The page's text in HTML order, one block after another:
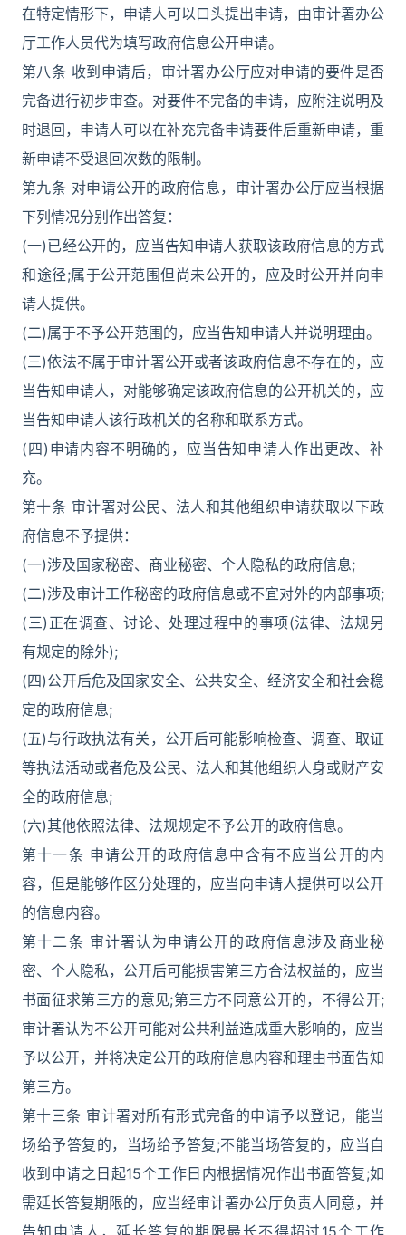
在特定情形下，申请人可以口头提出申请，由审计署办公
厅工作人员代为填写政府信息公开申请。
第八条 收到申请后，审计署办公厅应对申请的要件是否
完备进行初步审查。对要件不完备的申请，应附注说明及
时退回，申请人可以在补充完备申请要件后重新申请，重
新申请不受退回次数的限制。
第九条 对申请公开的政府信息，审计署办公厅应当根据
下列情况分别作出答复：
(一)已经公开的，应当告知申请人获取该政府信息的方式
和途径;属于公开范围但尚未公开的，应及时公开并向申
请人提供。
(二)属于不予公开范围的，应当告知申请人并说明理由。
(三)依法不属于审计署公开或者该政府信息不存在的，应
当告知申请人，对能够确定该政府信息的公开机关的，应
当告知申请人该行政机关的名称和联系方式。
(四)申请内容不明确的，应当告知申请人作出更改、补
充。
第十条 审计署对公民、法人和其他组织申请获取以下政
府信息不予提供：
(一)涉及国家秘密、商业秘密、个人隐私的政府信息;
(二)涉及审计工作秘密的政府信息或不宜对外的内部事项;
(三)正在调查、讨论、处理过程中的事项(法律、法规另
有规定的除外);
(四)公开后危及国家安全、公共安全、经济安全和社会稳
定的政府信息;
(五)与行政执法有关，公开后可能影响检查、调查、取证
等执法活动或者危及公民、法人和其他组织人身或财产安
全的政府信息;
(六)其他依照法律、法规规定不予公开的政府信息。
第十一条 申请公开的政府信息中含有不应当公开的内
容，但是能够作区分处理的，应当向申请人提供可以公开
的信息内容。
第十二条 审计署认为申请公开的政府信息涉及商业秘
密、个人隐私，公开后可能损害第三方合法权益的，应当
书面征求第三方的意见;第三方不同意公开的，不得公开;
审计署认为不公开可能对公共利益造成重大影响的，应当
予以公开，并将决定公开的政府信息内容和理由书面告知
第三方。
第十三条 审计署对所有形式完备的申请予以登记，能当
场给予答复的，当场给予答复;不能当场答复的，应当自
收到申请之日起15个工作日内根据情况作出书面答复;如
需延长答复期限的，应当经审计署办公厅负责人同意，并
告知申请人，延长答复的期限最长不得超过15个工作